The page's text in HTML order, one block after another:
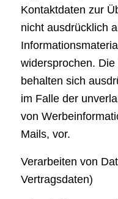
Kontaktdaten zur
nicht ausdrücklich
widersprochen.
behalten sich
im Falle der
von
Mails, vor.
Verarbeiten von
Vertragsdaten)